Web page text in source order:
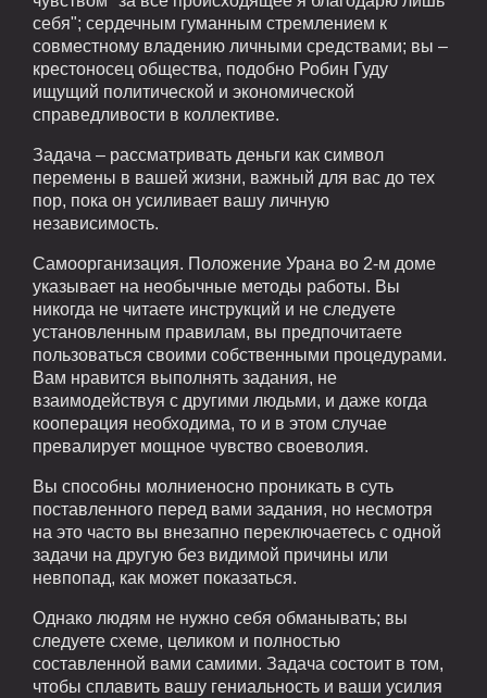
себя"; сердечным гуманным стремлением к
совместному владению личными средствами; вы –
крестоносец общества, подобно Робин Гуду
ищущий политической и экономической
справедливости в коллективе.
Задача – рассматривать деньги как символ
перемены в вашей жизни, важный для вас до тех
пор, пока он усиливает вашу личную
независимость.
Самоорганизация. Положение Урана во 2-м доме
указывает на необычные методы работы. Вы
никогда не читаете инструкций и не следуете
установленным правилам, вы предпочитаете
пользоваться своими собственными процедурами.
Вам нравится выполнять задания, не
взаимодействуя с другими людьми, и даже когда
кооперация необходима, то и в этом случае
превалирует мощное чувство своеволия.
Вы способны молниеносно проникать в суть
поставленного перед вами задания, но несмотря
на это часто вы внезапно переключаетесь с одной
задачи на другую без видимой причины или
невпопад, как может показаться.
Однако людям не нужно себя обманывать; вы
следуете схеме, целиком и полностью
составленной вами самими. Задача состоит в том,
чтобы сплавить вашу гениальность и ваши усилия